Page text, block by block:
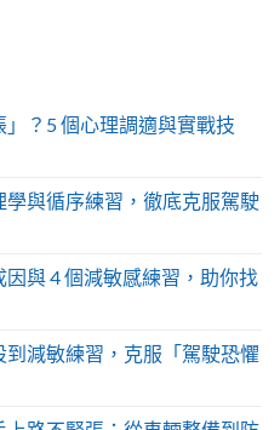
？5 個心理調適與實戰技
與循序練習，徹底克服駕駛
與 4 個減敏感練習，助你找
減敏練習，克服「駕駛恐懼